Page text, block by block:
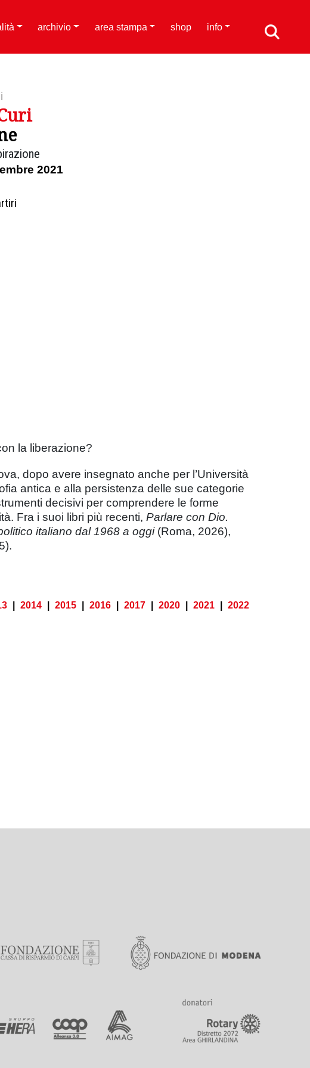
archivio area stampa shop info
2021
la liberazione?
dopo avere insegnato anche per l’Università
antica e alla persistenza delle sue categorie
decisivi per comprendere le forme
Fra i suoi libri più recenti, Parlare con Dio.
italiano dal 1968 a oggi (Roma, 2026),
2014 2015 2016 2017 2020 2021
2022